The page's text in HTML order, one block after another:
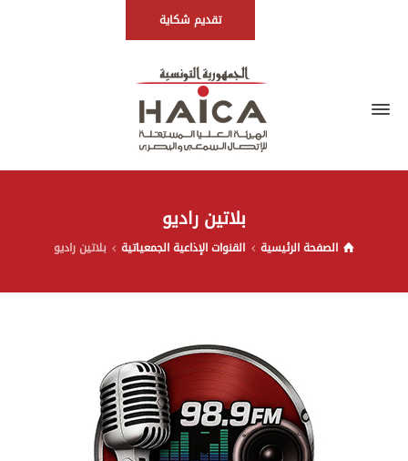
تقديم شكاية
بلاتين راديو
الصفحة الرئيسية القنوات الإذاعية الجمعياتية بلاتين راديو